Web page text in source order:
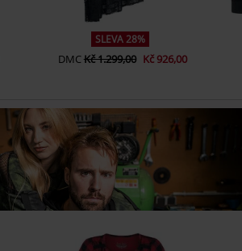
SLEVA 28%
DMCKč 1.299,00 Kč 926,00